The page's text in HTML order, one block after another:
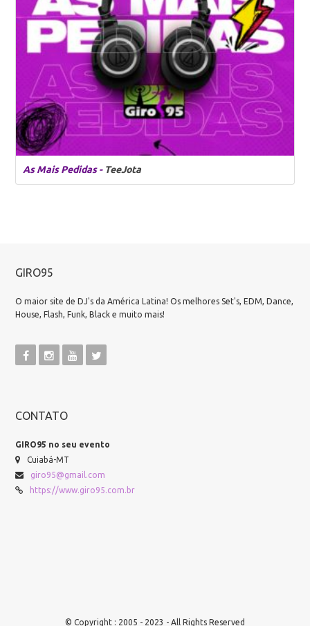
As Mais Pedidas - TeeJota
GIRO95
O maior site de DJ's da América Latina! Os melhores Set's, EDM, Dance,
House, Flash, Funk, Black e muito mais!
CONTATO
GIRO95 no seu evento
Cuiabá-MT
giro95@gmail.com
https://www.giro95.com.br
© Copyright : 2005 - 2023 - All Rights Reserved